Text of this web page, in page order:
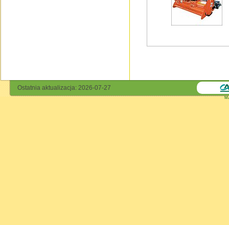
Ostatnia aktualizacja: 2026-07-27